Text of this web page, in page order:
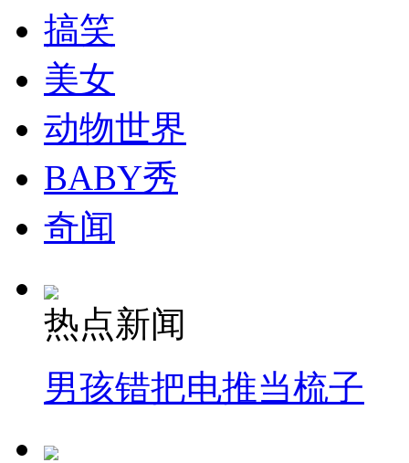
司机酒驾遇交警 急速倒车逃窜
搞笑
美女
动物世界
BABY秀
奇闻
热点新闻
男孩错把电推当梳子